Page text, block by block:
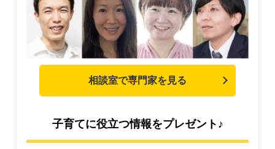
相談室で専門家を見る
子育てに役立つ情報をプレゼント♪